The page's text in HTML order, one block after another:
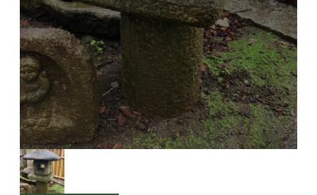
SOLD OUT